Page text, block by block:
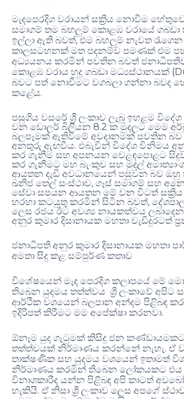
මැදපෙරදිග වරායන් සක්‍රිය නොවීම
සමාගම් තම බහලුම් කොළඹ වරායේ ගබඩා
ඉල්ලා ඇති බවත්,එම බහලුම් නැවත
කාලසටහනක් මත පදනම්ව පමණක් එම
අධ්‍යයනය කරමින් පවතින බවත්
කොළඹ වරාය හුදු ගබඩා මධ්‍යස්ථානයක්
බවට පත් නොවීමට වගබලා ගන්නා බවද
කළේය.
පසුගිය වසරේ ශ්‍රී ලංකාව ලැබූ ඉහළම
වන ඩොලර් බිලියන 8.2 ක මුදලට මෙම
බලපෑමක් ඇතිවීමේ අවදානමක් පවතින බව
අනතුරු ඇඟවීය. එබැවින් විදේශ විනිමය
කර ගැනීම සහ අපනයන වෙළඳපොළට
කර ගැනීමට මහ බැංකුව සහ මුදල්
ආයතන දැඩි අවධානයෙන් පසුවන බව ඔහු
ඛනිජ තෙල් සංස්ථාව, ගෑස් සමාගම් සහ
සේවා සපයන ආයතන මේ වන විටත්
හරහා කටයුතු කරමින් සිටින බවත්,
ලෙස රජය ඊට අවශ්‍ය නායකත්වය
අනුර කුමාර දිසානායක මහතා වැඩිදුරටත්
ජනාධිපති අනුර කුමාර දිසානායක මහතා
අමතා සිදු කළ සම්පුර්ණ කතාව
විශේෂයෙන් මැද පෙරදිග කලාපයේ මේ
තිබෙන යුදමය තත්ත්වය ශ්‍රී ලංකාවේ අපිට
ආර්ථික වශයෙන් බලපාන අන්දම පිළිබඳ
ඉදිරිපත් කිරීමට මම අපේක්ෂා කරනවා.
ඕනෑම යුද ගැටුමක් කිසිදු ජන
තත්ත්වයක් නිර්මාණය කරන්නේ නැහැ. ඒ
තාක්ෂණික සහ යුදමය වශයෙන් ඉතාමත්
නිර්මාණය කරමින් තිබෙන ලෝකයකට
විනාශකාරීද යන්න පිළිබඳ අපි කාටත්
හැකියි. ඒ නිසා ශ්‍රී ලංකාව ලෙස අපගේ